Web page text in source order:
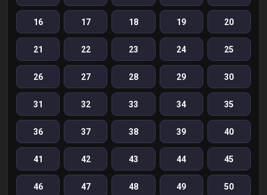
16 17 18 19 20
21 22 23 24 25
26 27 28 29 30
31 32 33 34 35
36 37 38 39 40
41 42 43 44 45
46 47 48 49 50